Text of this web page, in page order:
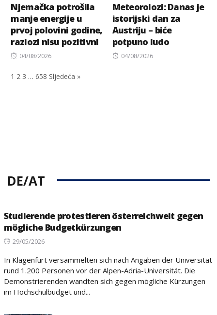
Njemačka potrošila
manje energije u
prvoj polovini godine,
razlozi nisu pozitivni
Posted
04/08/2026
Meteorolozi: Danas je
istorijski dan za
Austriju – biće
potpuno ludo
Posted
04/08/2026
1 2 3 … 658 Sljedeća »
DE/AT
Studierende protestieren österreichweit gegen
mögliche Budgetkürzungen
Posted
29/05/2026
In Klagenfurt versammelten sich nach Angaben der Universität
rund 1.200 Personen vor der Alpen-Adria-Universität. Die
Demonstrierenden wandten sich gegen mögliche Kürzungen
im Hochschulbudget und...